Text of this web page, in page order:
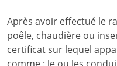
Après avoir effectué le
poêle, chaudière ou
certificat sur lequel
comme : le ou les